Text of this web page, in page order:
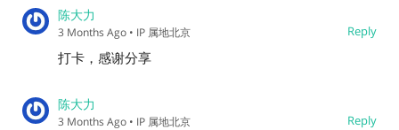
陈大力
Reply
3 Months Ago • IP 属地北京
打卡，感谢分享
陈大力
Reply
3 Months Ago • IP 属地北京